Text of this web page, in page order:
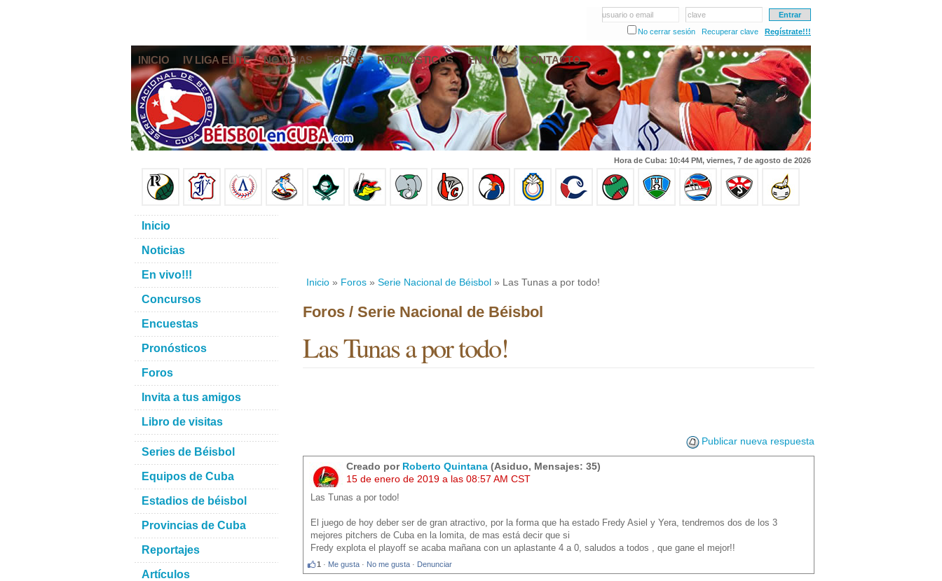
usuario o email
clave
No cerrar sesión
Recuperar clave Regístrate!!!
INICIO IV LIGA ELITE NOTICIAS FOROS PRONÓSTICOS EN VIVO CONTACTO
Hora de Cuba: 10:44 PM, viernes, 7 de agosto de 2026
Inicio » Foros » Serie Nacional de Béisbol » Las Tunas a por todo!
Foros / Serie Nacional de Béisbol
Las Tunas a por todo!
Publicar nueva respuesta
Creado por Roberto Quintana (Asiduo, Mensajes: 35)
15 de enero de 2019 a las 08:57 AM CST
Las Tunas a por todo!
El juego de hoy deber ser de gran atractivo, por la forma que ha estado Fredy Asiel y Yera, tendremos dos de los 3
mejores pitchers de Cuba en la lomita, de mas está decir que si
Fredy explota el playoff se acaba mañana con un aplastante 4 a 0, saludos a todos , que gane el mejor!!
1 · Me gusta · No me gusta · Denunciar
Inicio
Noticias
En vivo!!!
Concursos
Encuestas
Pronósticos
Foros
Invita a tus amigos
Libro de visitas
Series de Béisbol
Equipos de Cuba
Estadios de béisbol
Provincias de Cuba
Reportajes
Artículos